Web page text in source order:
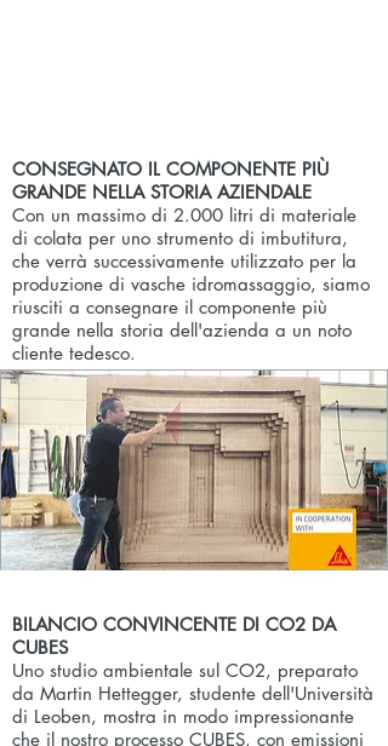
CONSEGNATO IL COMPONENTE PIÙ
GRANDE NELLA STORIA AZIENDALE
Con un massimo di 2.000 litri di materiale
di colata per uno strumento di imbutitura,
che verrà successivamente utilizzato per la
produzione di vasche idromassaggio, siamo
riusciti a consegnare il componente più
grande nella storia dell'azienda a un noto
cliente tedesco.
BILANCIO CONVINCENTE DI CO2 DA
CUBES
Uno studio ambientale sul CO2, preparato
da Martin Hettegger, studente dell'Università
di Leoben, mostra in modo impressionante
che il nostro processo CUBES, con emissioni